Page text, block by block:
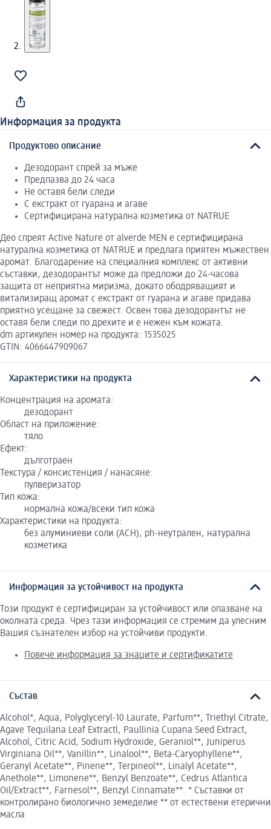
Информация за продукта
Продуктово описание
Дезодорант спрей за мъже
Предпазва до 24 часа
Не оставя бели следи
С екстракт от гуарана и агаве
Сертифицирана натурална козметика от NATRUE
Део спреят Active Nature от alverde MEN е сертифицирана
натурална козметика от NATRUE и предлага приятен мъжествен
аромат. Благодарение на специалния комплекс от активни
съставки, дезодорантът може да предложи до 24-часова
защита от неприятна миризма, докато ободряващият и
витализиращ аромат с екстракт от гуарана и агаве придава
приятно усещане за свежест. Освен това дезодорантът не
оставя бели следи по дрехите и е нежен към кожата.
dm артикулен номер на продукта: 1535025
GTIN: 4066447909067
Характеристики на продукта
Концентрация на аромата:
дезодорант
Област на приложение:
тяло
Ефект:
дълготраен
Текстура / консистенция / нанасяне:
пулверизатор
Тип кожа:
нормална кожа/всеки тип кожа
Характеристики на продукта:
без алуминиеви соли (ACH), ph-неутрален, натурална
козметика
Информация за устойчивост на продукта
Този продукт е сертифициран за устойчивост или опазване на
околната среда. Чрез тази информация се стремим да улесним
Вашия съзнателен избор на устойчиви продукти.
Повече информация за знаците и сертификатите
Състав
Alcohol*, Aqua, Polyglyceryl-10 Laurate, Parfum**, Triethyl Citrate,
Agave Tequilana Leaf Extractl, Paullinia Cupana Seed Extract,
Alcohol, Citric Acid, Sodium Hydroxide, Geraniol**, Juniperus
Virginiana Oil**, Vanillin**, Linalool**, Beta-Caryophyllene**,
Geranyl Acetate**, Pinene**, Terpineol**, Linalyl Acetate**,
Anethole**, Limonene**, Benzyl Benzoate**, Cedrus Atlantica
Oil/Extract**, Farnesol**, Benzyl Cinnamate**. * Съставки от
контролирано биологично земеделие ** от естествени етерични
масла